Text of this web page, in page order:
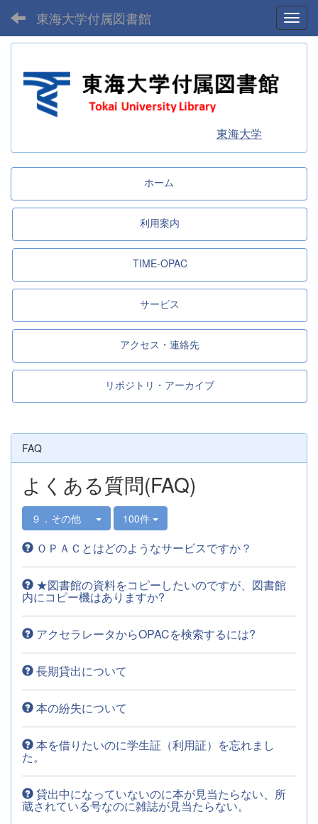
東海大学付属図書館
東海大学
ホーム
利用案内
TIME-OPAC
サービス
アクセス・連絡先
リポジトリ・アーカイブ
FAQ
よくある質問(FAQ)
９．その他 100件
ＯＰＡＣとはどのようなサービスですか？
★図書館の資料をコピーしたいのですが、図書館
内にコピー機はありますか?
アクセラレータからOPACを検索するには?
長期貸出について
本の紛失について
本を借りたいのに学生証（利用証）を忘れまし
た。
貸出中になっていないのに本が見当たらない、所
蔵されている号なのに雑誌が見当たらない。